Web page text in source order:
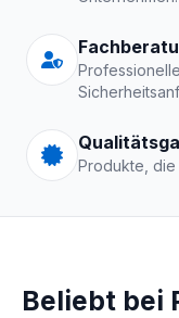
Produkte, die
Beliebt bei